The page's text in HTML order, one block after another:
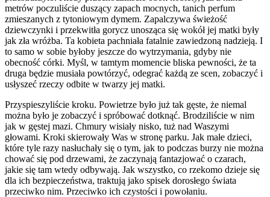
metrów poczuliście duszący zapach mocnych, tanich perfum
zmieszanych z tytoniowym dymem. Zapalczywa świeżość
dziewczynki i przekwitła gorycz unosząca się wokół jej matki były
jak zła wróżba. Ta kobieta pachniała fatalnie zawiedzoną nadzieją. I
to samo w sobie byłoby jeszcze do wytrzymania, gdyby nie
obecność córki. Myśl, w tamtym momencie bliska pewności, że ta
druga będzie musiała powtórzyć, odegrać każdą ze scen, zobaczyć i
usłyszeć rzeczy odbite w twarzy jej matki.
Przyspieszyliście kroku. Powietrze było już tak gęste, że niemal
można było je zobaczyć i spróbować dotknąć. Brodziliście w nim
jak w gęstej mazi. Chmury wisiały nisko, tuż nad Waszymi
głowami. Kroki skierowały Was w stronę parku. Jak małe dzieci,
które tyle razy nasłuchały się o tym, jak to podczas burzy nie można
chować się pod drzewami, że zaczynają fantazjować o czarach,
jakie się tam wtedy odbywają. Jak wszystko, co rzekomo dzieje się
dla ich bezpieczeństwa, traktują jako spisek dorosłego świata
przeciwko nim. Przeciwko ich czystości i powołaniu.